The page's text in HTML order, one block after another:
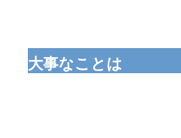
大事なことは